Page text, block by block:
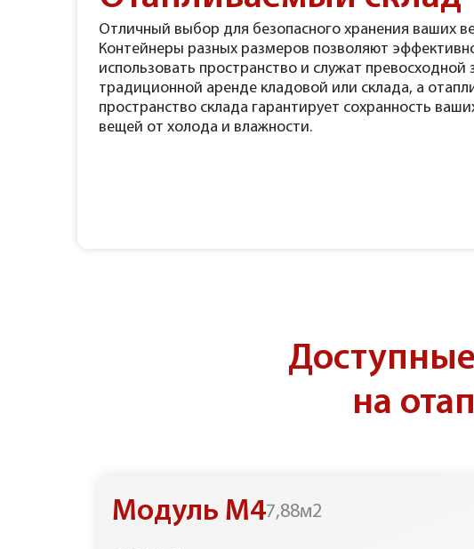
Отличный выбор для безопасного хранения ваших
Контейнеры разных размеров позволяют
использовать пространство и служат превосходной
традиционной аренде кладовой или склада, а
пространство склада гарантирует сохранность
вещей от холода и влажности.
на
Модуль М47,88м2